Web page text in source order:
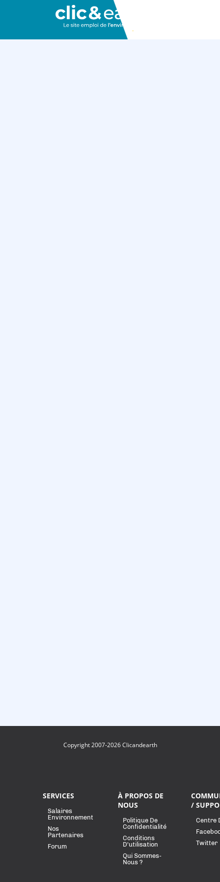
Copyright 2007-2026 Clicandearth
SERVICES
Salaires
Environnement
Nos
Partenaires
Forum
À PROPOS DE
NOUS
Politique De
Confidentialité
Conditions
D'utilisation
Qui Sommes-
Nous ?
/
Centre
Twitter